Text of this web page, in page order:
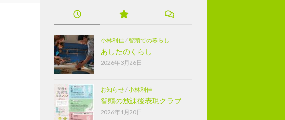
小林利佳/智頭での暮らし
あしたのくらし
2026年3月26日
お知らせ/小林利佳
智頭の放課後表現クラブ
2026年1月20日